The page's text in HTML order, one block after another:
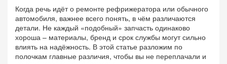
Когда речь идёт о ремонте рефрижератора или обычного
автомобиля, важнее всего понять, в чём различаются
детали. Не каждый «подобный» запчасть одинаково
хороша – материалы, бренд и срок службы могут сильно
влиять на надёжность. В этой статье разложим по
полочкам главные различия, чтобы вы не переплачали и